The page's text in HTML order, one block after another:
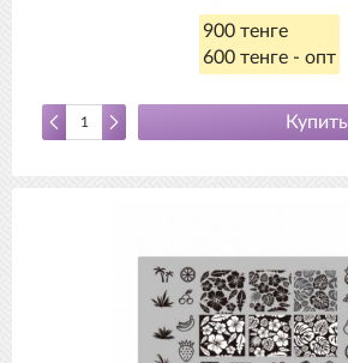
900 тенге
600 тенге - опт
Купить